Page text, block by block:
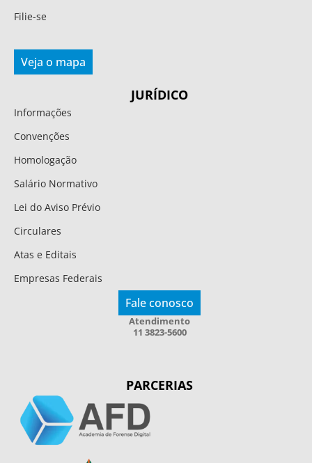
Filie-se
Veja o mapa
JURÍDICO
Informações
Convenções
Homologação
Salário Normativo
Lei do Aviso Prévio
Circulares
Atas e Editais
Empresas Federais
Fale conosco
Atendimento
11 3823-5600
PARCERIAS